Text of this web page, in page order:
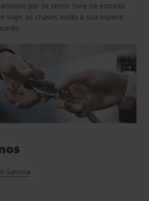
por se sentir livre na estrada.
viaje, as chaves estão à sua espera
Savona